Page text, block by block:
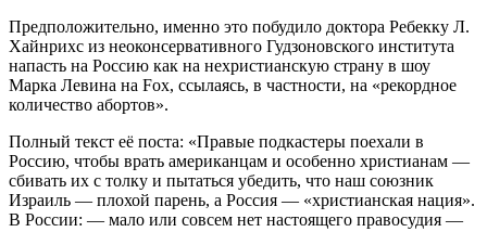
Предположительно, именно это побудило доктора Ребекку Л.
Хайнрихс из неоконсервативного Гудзоновского института
напасть на Россию как на нехристианскую страну в шоу
Марка Левина на Fox, ссылаясь, в частности, на «рекордное
количество абортов».
Полный текст её поста: «Правые подкастеры поехали в
Россию, чтобы врать американцам и особенно христианам —
сбивать их с толку и пытаться убедить, что наш союзник
Израиль — плохой парень, а Россия — «христианская нация».
В России: — мало или совсем нет настоящего правосудия —